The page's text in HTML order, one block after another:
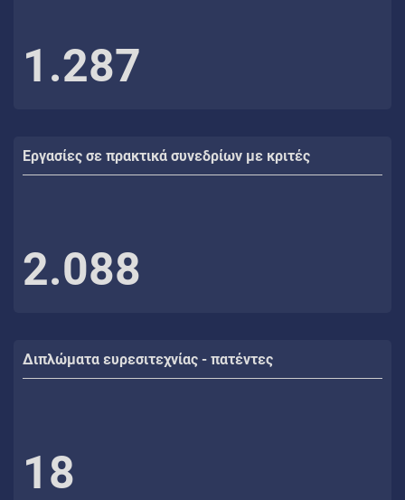
1.287
Εργασίες σε πρακτικά συνεδρίων με κριτές
2.088
Διπλώματα ευρεσιτεχνίας - πατέντες
18